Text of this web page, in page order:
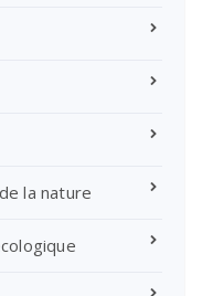
la nature